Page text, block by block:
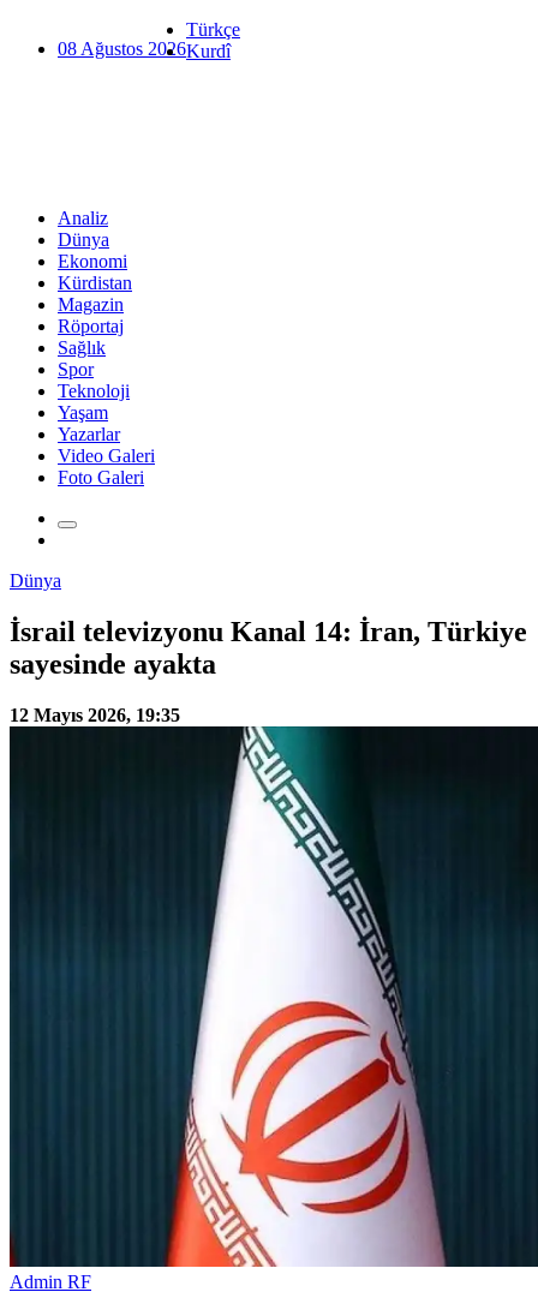
08 Ağustos 2026
Türkçe
Kurdî
Analiz
Dünya
Ekonomi
Kürdistan
Magazin
Röportaj
Sağlık
Spor
Teknoloji
Yaşam
Yazarlar
Video Galeri
Foto Galeri
Dünya
İsrail televizyonu Kanal 14: İran, Türkiye
sayesinde ayakta
12 Mayıs 2026, 19:35
Admin RF